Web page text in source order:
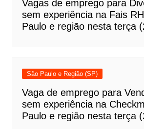
Vagas de emprego para
sem experiência na Fais
Paulo e região nesta terça
São Paulo e Região (SP)
Vaga de emprego para
sem experiência na
Paulo e região nesta terça